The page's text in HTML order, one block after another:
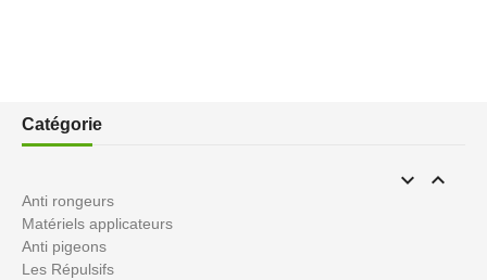
Catégorie
 
Anti rongeurs
Matériels applicateurs
Anti pigeons
Les Répulsifs